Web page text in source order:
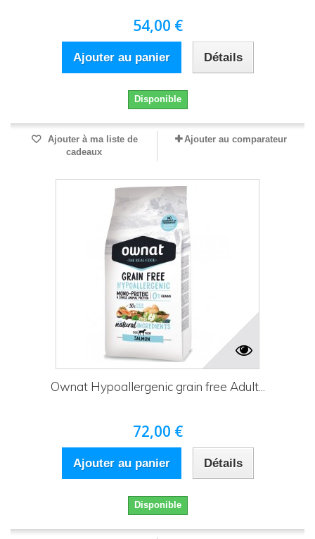
54,00 €
Ajouter au panier Détails
Disponible
Ajouter à ma liste de
cadeaux
Ajouter au comparateur
Ownat Hypoallergenic grain free Adult...
72,00 €
Ajouter au panier Détails
Disponible